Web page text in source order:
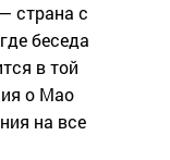
страна с
беседа
в той
о Мао
на все